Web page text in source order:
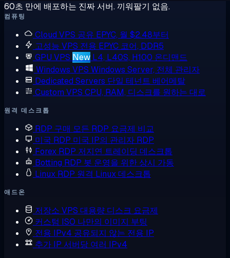
60초 만에 배포하는 진짜 서버. 끼워팔기 없음.
컴퓨팅
Cloud VPS 공유 EPYC, 월 $2.48부터
고성능 VPS 전용 EPYC 코어, DDR5
GPU VPS New L4, L40S, H100 온디맨드
Windows VPS Windows Server, 전체 관리자
Dedicated Servers 단일 테넌트 베어메탈
Custom VPS CPU, RAM, 디스크를 원하는 대로
원격 데스크톱
RDP 구매 모든 RDP 요금제 비교
미국 RDP 미국 IP의 관리자 RDP
Forex RDP 저지연 트레이딩 데스크톱
Botting RDP 봇 운영을 위한 상시 가동
Linux RDP 원격 Linux 데스크톱
애드온
저장소 VPS 대용량 디스크 요금제
커스텀 ISO 나만의 이미지 부팅
전용 IPv4 공유되지 않는 전용 IP
추가 IP 서버당 여러 IPv4